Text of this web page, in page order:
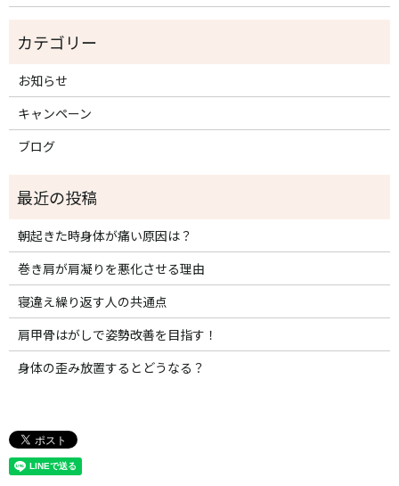
お知らせ
キャンペーン
ブログ
朝起きた時身体が痛い原因は？
巻き肩が肩凝りを悪化させる理由
寝違え繰り返す人の共通点
肩甲骨はがしで姿勢改善を目指す！
身体の歪み放置するとどうなる？